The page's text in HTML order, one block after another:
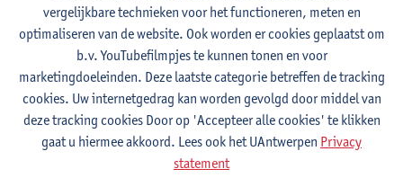
2026-2027 2025-2026 2024-2025
Verklarende statistiek
Bachelor handelsingenieur
vergelijkbare technieken voor het functioneren, meten en
optimaliseren van de website. Ook worden er cookies geplaatst om
b.v. YouTubefilmpjes te kunnen tonen en voor
marketingdoeleinden. Deze laatste categorie betreffen de tracking
cookies. Uw internetgedrag kan worden gevolgd door middel van
deze tracking cookies Door op 'Accepteer alle cookies' te klikken
gaat u hiermee akkoord. Lees ook het UAntwerpen Privacy
statement